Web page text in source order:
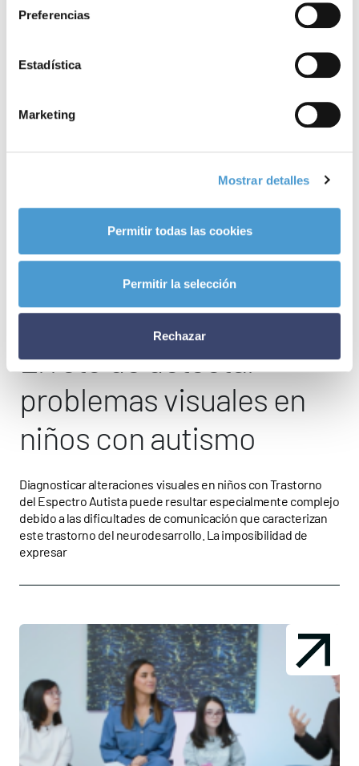
Preferencias
Estadística
Marketing
Mostrar detalles
Permitir todas las cookies
Permitir la selección
Rechazar
El reto de detectar
problemas visuales en
niños con autismo
Diagnosticar alteraciones visuales en niños con Trastorno
del Espectro Autista puede resultar especialmente complejo
debido a las dificultades de comunicación que caracterizan
este trastorno del neurodesarrollo. La imposibilidad de
expresar